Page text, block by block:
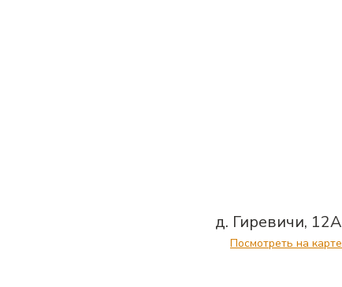
д. Гиревичи, 12А
Посмотреть на карте